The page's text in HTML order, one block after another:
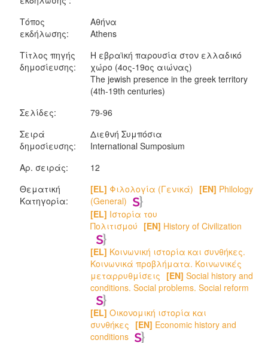
Τόπος
εκδήλωσης:
Αθήνα
Athens
Τίτλος πηγής
δημοσίευσης:
Η εβραϊκή παρουσία στον ελλαδικό
χώρο (4ος-19ος αιώνας)
The jewish presence in the greek territory
(4th-19th centuries)
Σελίδες:
79-96
Σειρά
δημοσίευσης:
Διεθνή Συμπόσια
International Sumposium
Αρ. σειράς:
12
Θεματική
Κατηγορία:
[EL] Φιλολογία (Γενικά) [EN] Philology
(General)
[EL] Ιστορία του
Πολιτισμού [EN] History of Civilization
[EL] Κοινωνική ιστορία και συνθήκες.
Κοινωνικά προβλήματα. Κοινωνικές
μεταρρυθμίσεις [EN] Social history and
conditions. Social problems. Social reform
[EL] Οικονομική ιστορία και
συνθήκες [EN] Economic history and
conditions